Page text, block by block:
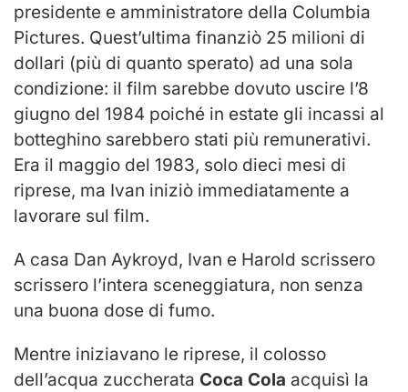
presidente e amministratore della Columbia
Pictures. Quest’ultima finanziò 25 milioni di
dollari (più di quanto sperato) ad una sola
condizione: il film sarebbe dovuto uscire l’8
giugno del 1984 poiché in estate gli incassi al
botteghino sarebbero stati più remunerativi.
Era il maggio del 1983, solo dieci mesi di
riprese, ma Ivan iniziò immediatamente a
lavorare sul film.
A casa Dan Aykroyd, Ivan e Harold scrissero
scrissero l’intera sceneggiatura, non senza
una buona dose di fumo.
Mentre iniziavano le riprese, il colosso
dell’acqua zuccherata Coca Cola acquisì la